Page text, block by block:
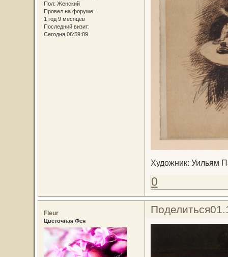
Пол: Женский
Провел на форуме:
1 год 9 месяцев
Последний визит:
Сегодня 06:59:09
Художник: Уильям
0
Поделиться
Fleur
Цветочная Фея